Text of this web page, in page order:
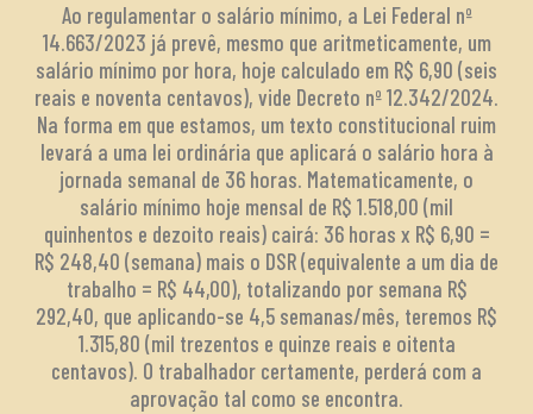
Ao regulamentar o salário mínimo, a Lei Federal nº
14.663/2023 já prevê, mesmo que aritmeticamente, um
salário mínimo por hora, hoje calculado em R$ 6,90 (seis
reais e noventa centavos), vide Decreto nº 12.342/2024.
Na forma em que estamos, um texto constitucional ruim
levará a uma lei ordinária que aplicará o salário hora à
jornada semanal de 36 horas. Matematicamente, o
salário mínimo hoje mensal de R$ 1.518,00 (mil
quinhentos e dezoito reais) cairá: 36 horas x R$ 6,90 =
R$ 248,40 (semana) mais o DSR (equivalente a um dia de
trabalho = R$ 44,00), totalizando por semana R$
292,40, que aplicando-se 4,5 semanas/mês, teremos R$
1.315,80 (mil trezentos e quinze reais e oitenta
centavos). O trabalhador certamente, perderá com a
aprovação tal como se encontra.